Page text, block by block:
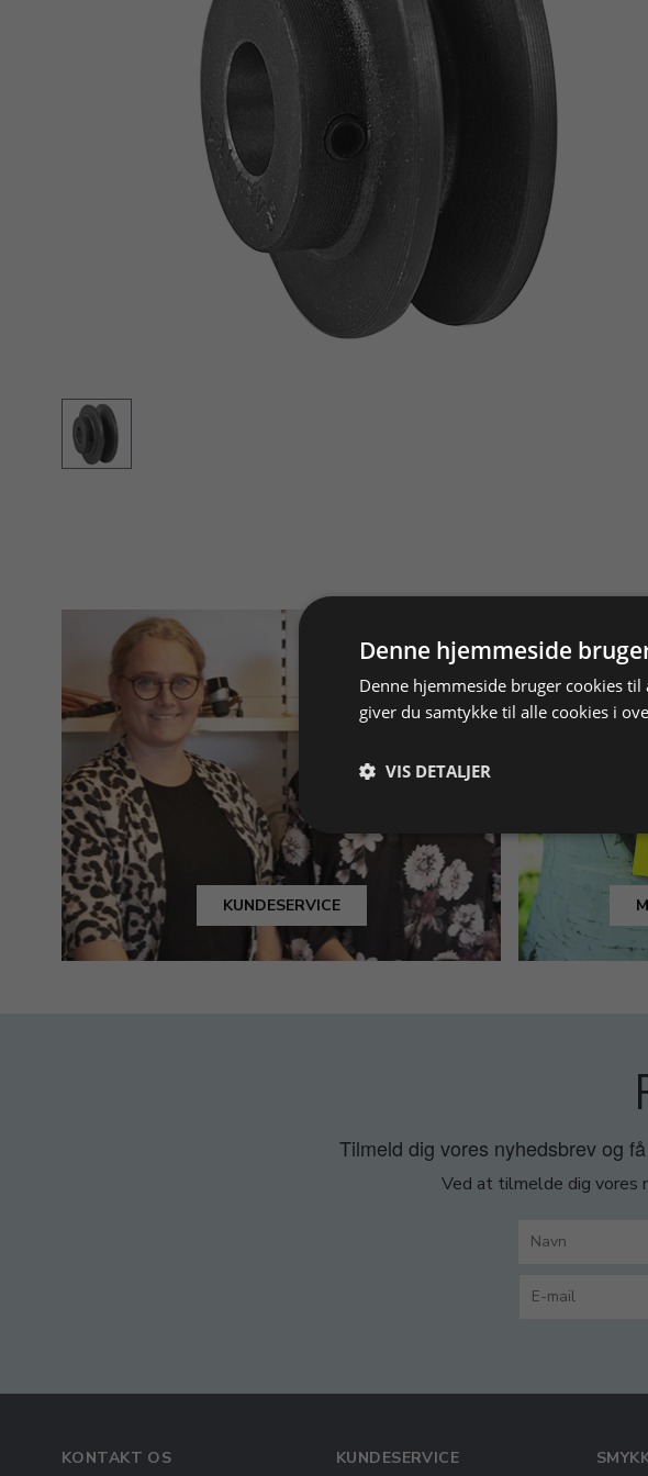
KUNDESERVICE
Tilmeld dig vores nyhedsbrev og
Ved at tilmelde dig vores
KONTAKT OS KUNDESERVICE
Denne hjemmeside
Denne hjemmeside bruger cookies
giver du samtykke til alle cookies i
VIS DETALJER